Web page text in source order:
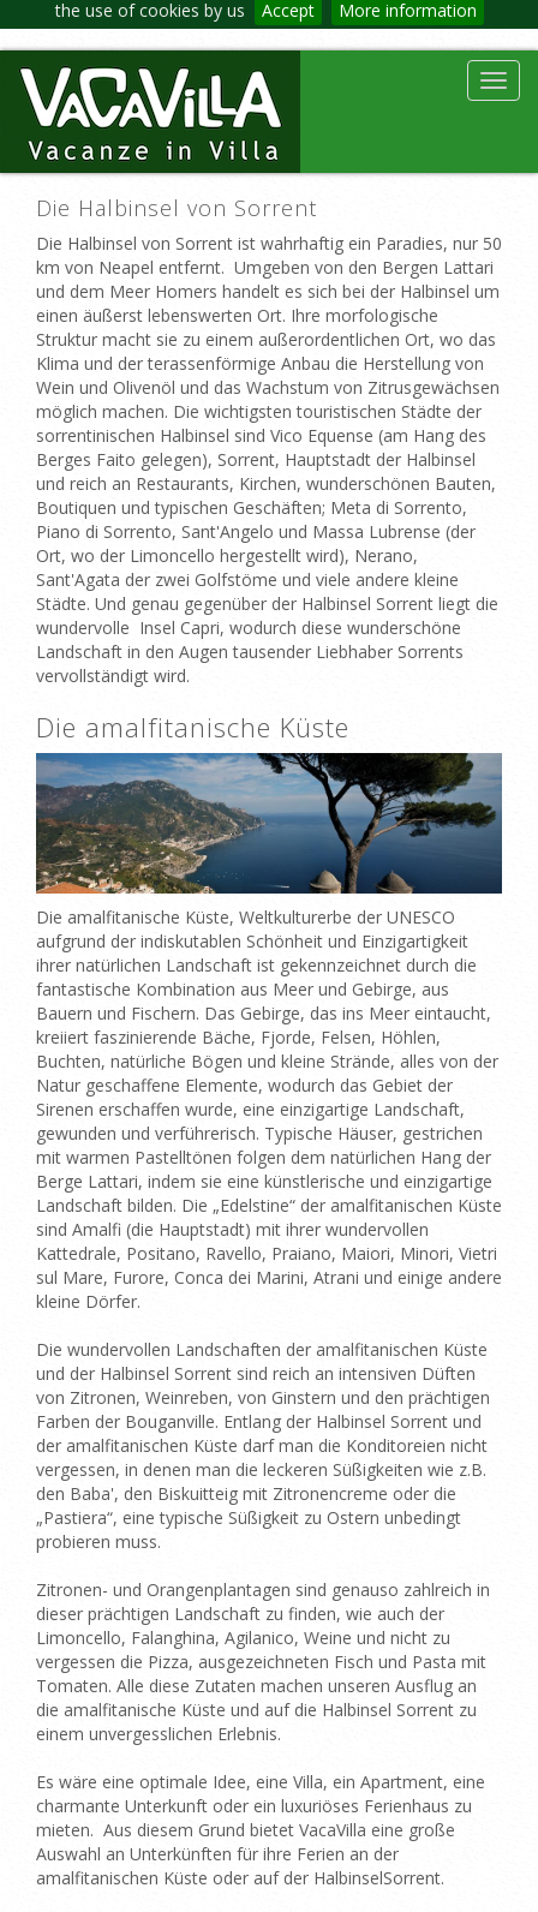
the use of cookies by us Accept More information
Die Halbinsel von Sorrent
Die Halbinsel von Sorrent ist wahrhaftig ein Paradies, nur 50
km von Neapel entfernt. Umgeben von den Bergen Lattari
und dem Meer Homers handelt es sich bei der Halbinsel um
einen äußerst lebenswerten Ort. Ihre morfologische
Struktur macht sie zu einem außerordentlichen Ort, wo das
Klima und der terassenförmige Anbau die Herstellung von
Wein und Olivenöl und das Wachstum von Zitrusgewächsen
möglich machen. Die wichtigsten touristischen Städte der
sorrentinischen Halbinsel sind Vico Equense (am Hang des
Berges Faito gelegen), Sorrent, Hauptstadt der Halbinsel
und reich an Restaurants, Kirchen, wunderschönen Bauten,
Boutiquen und typischen Geschäften; Meta di Sorrento,
Piano di Sorrento, Sant'Angelo und Massa Lubrense (der
Ort, wo der Limoncello hergestellt wird), Nerano,
Sant'Agata der zwei Golfstöme und viele andere kleine
Städte. Und genau gegenüber der Halbinsel Sorrent liegt die
wundervolle Insel Capri, wodurch diese wunderschöne
Landschaft in den Augen tausender Liebhaber Sorrents
vervollständigt wird.
Die amalfitanische Küste
Die amalfitanische Küste, Weltkulturerbe der UNESCO
aufgrund der indiskutablen Schönheit und Einzigartigkeit
ihrer natürlichen Landschaft ist gekennzeichnet durch die
fantastische Kombination aus Meer und Gebirge, aus
Bauern und Fischern. Das Gebirge, das ins Meer eintaucht,
kreiiert faszinierende Bäche, Fjorde, Felsen, Höhlen,
Buchten, natürliche Bögen und kleine Strände, alles von der
Natur geschaffene Elemente, wodurch das Gebiet der
Sirenen erschaffen wurde, eine einzigartige Landschaft,
gewunden und verführerisch. Typische Häuser, gestrichen
mit warmen Pastelltönen folgen dem natürlichen Hang der
Berge Lattari, indem sie eine künstlerische und einzigartige
Landschaft bilden. Die „Edelstine“ der amalfitanischen Küste
sind Amalfi (die Hauptstadt) mit ihrer wundervollen
Kattedrale, Positano, Ravello, Praiano, Maiori, Minori, Vietri
sul Mare, Furore, Conca dei Marini, Atrani und einige andere
kleine Dörfer.
Die wundervollen Landschaften der amalfitanischen Küste
und der Halbinsel Sorrent sind reich an intensiven Düften
von Zitronen, Weinreben, von Ginstern und den prächtigen
Farben der Bouganville. Entlang der Halbinsel Sorrent und
der amalfitanischen Küste darf man die Konditoreien nicht
vergessen, in denen man die leckeren Süßigkeiten wie z.B.
den Baba', den Biskuitteig mit Zitronencreme oder die
„Pastiera“, eine typische Süßigkeit zu Ostern unbedingt
probieren muss.
Zitronen- und Orangenplantagen sind genauso zahlreich in
dieser prächtigen Landschaft zu finden, wie auch der
Limoncello, Falanghina, Agilanico, Weine und nicht zu
vergessen die Pizza, ausgezeichneten Fisch und Pasta mit
Tomaten. Alle diese Zutaten machen unseren Ausflug an
die amalfitanische Küste und auf die Halbinsel Sorrent zu
einem unvergesslichen Erlebnis.
Es wäre eine optimale Idee, eine Villa, ein Apartment, eine
charmante Unterkunft oder ein luxuriöses Ferienhaus zu
mieten. Aus diesem Grund bietet VacaVilla eine große
Auswahl an Unterkünften für ihre Ferien an der
amalfitanischen Küste oder auf der HalbinselSorrent.